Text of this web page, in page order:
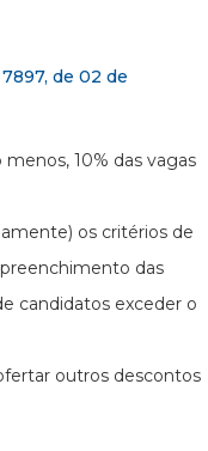
de 02 de
10% das vagas
os critérios de
das
candidatos exceder o
outros descontos